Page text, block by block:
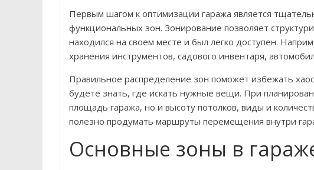
Первым шагом к оптимизации гаража является
функциональных зон. Зонирование позволяет
находился на своем месте и был легко доступен.
хранения инструментов, садового инвентаря,
Правильное распределение зон поможет избежать
будете знать, где искать нужные вещи. При
площадь гаража, но и высоту потолков, виды и
полезно продумать маршруты перемещения внутри
Основные зоны в